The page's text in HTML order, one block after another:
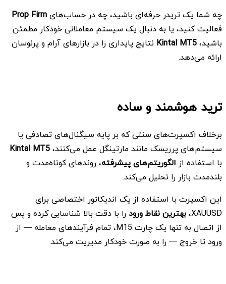
چه شما یک تریدر حرفه‌ای باشید، چه در حساب‌هایProp Firm
فعالیت کنید، یا به دنبال یک سیستم معاملاتی خودکار مطمئن
باشید،Kintal MT5 نتایج پایداری را در بازارهای آرام و پرنوسان
ارائه می‌دهد.
ترید هوشمند و ساده
برخلاف اکسپرت‌های سنتی که بر پایه سیگنال‌های تصادفی یا
سیستم‌های پرریسک مانند مارتینگل عمل می‌کنند،Kintal MT5
با استفاده از الگوریتم‌های پیشرفته، روندهای کوتاه‌مدت و
بلندمدت بازار را تحلیل می‌کند.
این اکسپرت با استفاده از یک اندیکاتور اختصاصی برای
XAUUSD، بهترین نقاط ورودرا با دقت بالا شناسایی کرده و پس
از اتصال به تنها یک چارت M15، تمام فرآیندهای معامله — از
ورود تا خروج — را به صورت خودکار مدیریت می‌کند.